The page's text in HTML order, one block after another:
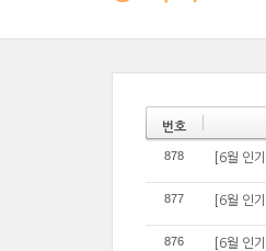
번호
878 [6월 인
877 [6월 인
876 [6월 인